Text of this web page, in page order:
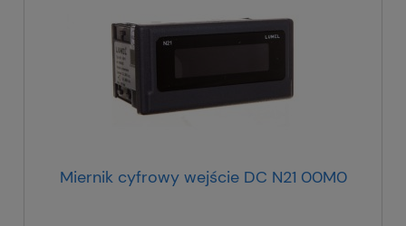
Miernik cyfrowy wejście DC N21 00M0